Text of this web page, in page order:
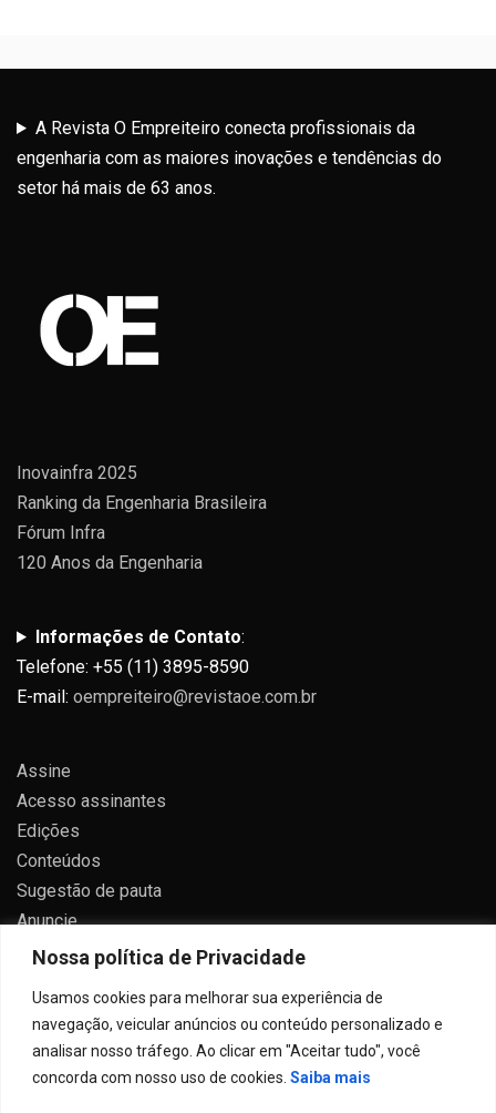
Nossa política de Privacidade
Usamos cookies para melhorar sua experiência de
navegação, veicular anúncios ou conteúdo personalizado e
analisar nosso tráfego. Ao clicar em "Aceitar tudo", você
concorda com nosso uso de cookies. Saiba mais
A Revista O Empreiteiro conecta profissionais da
engenharia com as maiores inovações e tendências do
setor há mais de 63 anos.
Inovainfra 2025
Ranking da Engenharia Brasileira
Fórum Infra
120 Anos da Engenharia
Informações de Contato:
Telefone: +55 (11) 3895-8590
E-mail: oempreiteiro@revistaoe.com.br
Assine
Acesso assinantes
Edições
Conteúdos
Sugestão de pauta
Anuncie
Contato